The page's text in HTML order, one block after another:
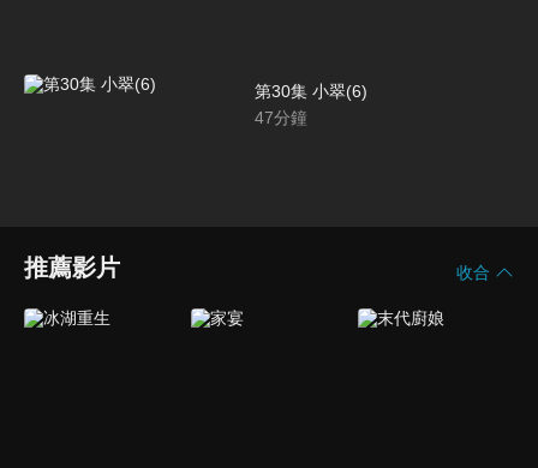
第30集 小翠(6)
47分鐘
推薦影片 收合